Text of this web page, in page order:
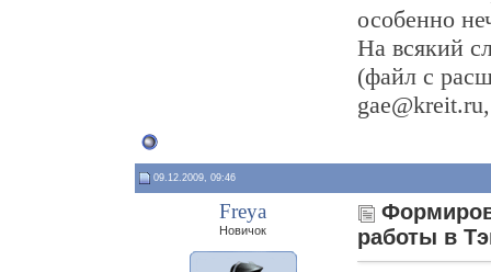
особенно
На всякий
(файл с
09.12.2009, 09:46
Freya
Новичок
работы в